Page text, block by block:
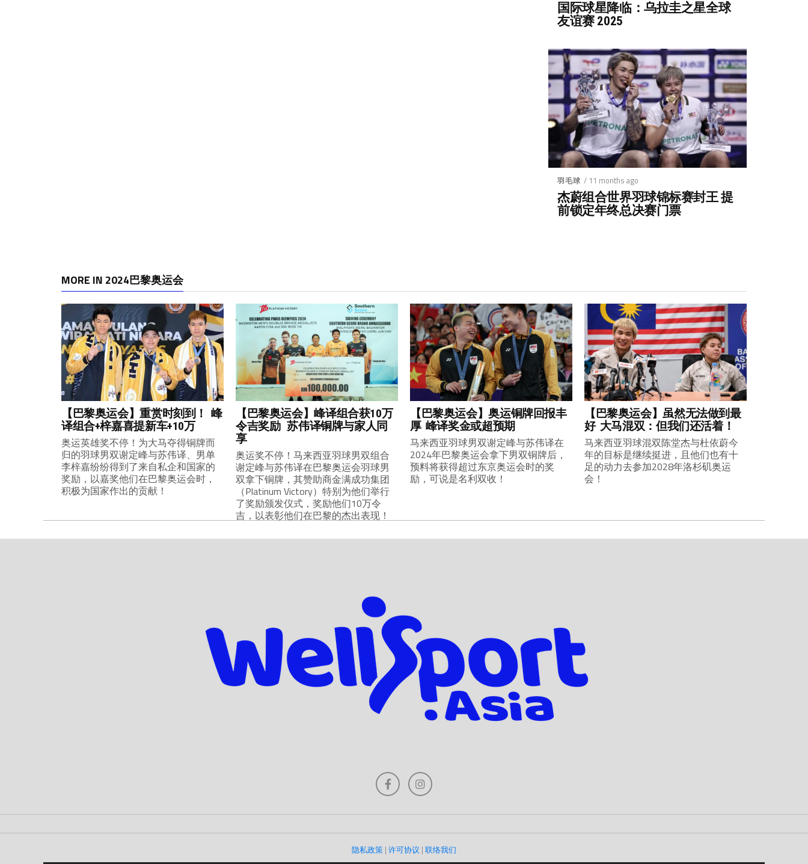
国际球星降临：乌拉圭之星全球
友谊赛 2025
羽毛球 / 11 months ago
杰蔚组合世界羽球锦标赛封王 提
前锁定年终总决赛门票
MORE IN 2024巴黎奥运会
【巴黎奥运会】重赏时刻到！ 峰
译组合+梓嘉喜提新车+10万
奥运英雄奖不停！为大马夺得铜牌而
归的羽球男双谢定峰与苏伟译、男单
李梓嘉纷纷得到了来自私企和国家的
奖励，以嘉奖他们在巴黎奥运会时，
积极为国家作出的贡献！
【巴黎奥运会】峰译组合获10万
令吉奖励 苏伟译铜牌与家人同
享
奥运奖不停！马来西亚羽球男双组合
谢定峰与苏伟译在巴黎奥运会羽球男
双拿下铜牌，其赞助商金满成功集团
（Platinum Victory）特别为他们举行
了奖励颁发仪式，奖励他们10万令
吉，以表彰他们在巴黎的杰出表现！
【巴黎奥运会】奥运铜牌回报丰
厚 峰译奖金或超预期
马来西亚羽球男双谢定峰与苏伟译在
2024年巴黎奥运会拿下男双铜牌后，
预料将获得超过东京奥运会时的奖
励，可说是名利双收！
【巴黎奥运会】虽然无法做到最
好 大马混双：但我们还活着！
马来西亚羽球混双陈堂杰与杜依蔚今
年的目标是继续挺进，且他们也有十
足的动力去参加2028年洛杉矶奥运
会！
隐私政策 | 许可协议 | 联络我们